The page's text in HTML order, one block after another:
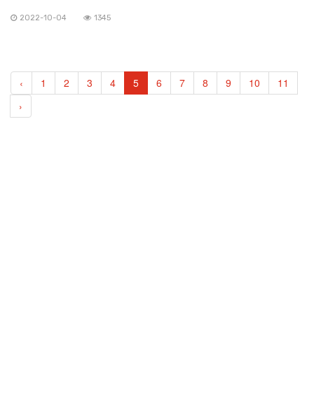
2022-10-04 1345
‹ 1 2 3 4 5 6 7 8 9 10
11
›